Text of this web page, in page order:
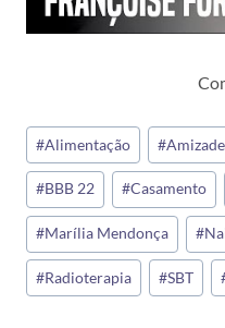
Tags
do
Post:
#Alimentação #Amizade
#BBB 22 #Casamento
#Marília Mendonça #
#Radioterapia #SBT